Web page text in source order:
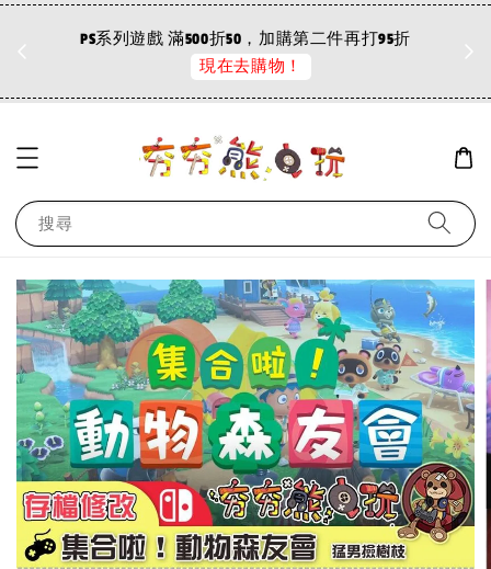
PS系列遊戲 滿500折50，加購第二件再打95折
現在去購物！
搜尋